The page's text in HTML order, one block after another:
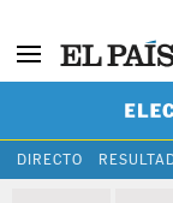
DIRECTO